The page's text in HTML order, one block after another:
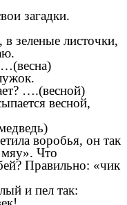
загадки.
зеленые листочки,
….(весной)
весной,
воробья, он так
Что
Правильно: «чик
и пел так: